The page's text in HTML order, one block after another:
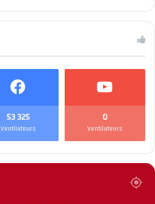
53 325
Ventilateurs
0
Ventilateurs